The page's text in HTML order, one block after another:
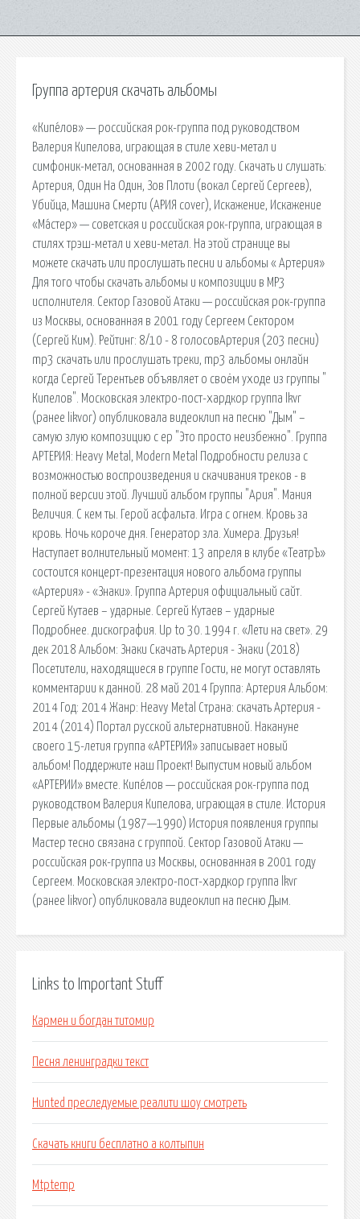
Группа артерия скачать альбомы
«Кипе́лов» — российская рок-группа под руководством
Валерия Кипелова, играющая в стиле хеви-метал и
симфоник-метал, основанная в 2002 году. Скачать и слушать:
Артерия, Один На Один, Зов Плоти (вокал Сергей Сергеев),
Убийца, Машина Смерти (АРИЯ cover), Искажение, Искажение
«Ма́стер» — советская и российская рок-группа, играющая в
стилях трэш-метал и хеви-метал. На этой странице вы
можете скачать или прослушать песни и альбомы « Артерия»
Для того чтобы скачать альбомы и композиции в MP3
исполнителя. Сектор Газовой Атаки — российская рок-группа
из Москвы, основанная в 2001 году Сергеем Сектором
(Сергей Ким). Рейтинг: 8/10 - 8 голосовАртерия (203 песни)
mp3 скачать или прослушать треки, mp3 альбомы онлайн
когда Сергей Терентьев объявляет о своём уходе из группы "
Кипелов". Московская электро-пост-хардкор группа lkvr
(ранее likvor) опубликовала видеоклип на песню "Дым" –
самую злую композицию с ep "Это просто неизбежно". Группа
АРТЕРИЯ: Heavy Metal, Modern Metal Подробности релиза с
возможностью воспроизведения и скачивания треков - в
полной версии этой. Лучший альбом группы "Ария". Мания
Величия. С кем ты. Герой асфальта. Игра с огнем. Кровь за
кровь. Ночь короче дня. Генератор зла. Химера. Друзья!
Наступает волнительный момент: 13 апреля в клубе «ТеатрЪ»
состоится концерт-презентация нового альбома группы
«Артерия» - «Знаки». Группа Артерия официальный сайт.
Сергей Кутаев – ударные. Сергей Кутаев – ударные
Подробнее. дискография. Up to 30. 1994 г. «Лети на свет». 29
дек 2018 Альбом: Знаки Скачать Артерия - Знаки (2018)
Посетители, находящиеся в группе Гости, не могут оставлять
комментарии к данной. 28 май 2014 Группа: Артерия Альбом:
2014 Год: 2014 Жанр: Heavy Metal Страна: скачать Артерия -
2014 (2014) Портал русской альтернативной. Накануне
своего 15-летия группа «АРТЕРИЯ» записывает новый
альбом! Поддержите наш Проект! Выпустим новый альбом
«АРТЕРИИ» вместе. Кипе́лов — российская рок-группа под
руководством Валерия Кипелова, играющая в стиле. История
Первые альбомы (1987—1990) История появления группы
Мастер тесно связана с группой. Сектор Газовой Атаки —
российская рок-группа из Москвы, основанная в 2001 году
Сергеем. Московская электро-пост-хардкор группа lkvr
(ранее likvor) опубликовала видеоклип на песню Дым.
Links to Important Stuff
Кармен и богдан титомир
Песня ленинградки текст
Hunted преследуемые реалити шоу смотреть
Скачать книги бесплатно а колтыпин
Mtptemp